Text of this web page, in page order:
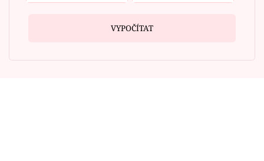
VYPOČÍTAT